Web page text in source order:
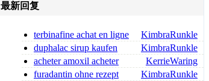
最新回复
KimbraRunkle
terbinafine achat en ligne
source fiable
KimbraRunkle
duphalac sirup kaufen
duphalac rezeptfrei
KerrieWaring
acheter amoxil acheter
amoxil en ligne
KimbraRunkle
furadantin ohne rezept